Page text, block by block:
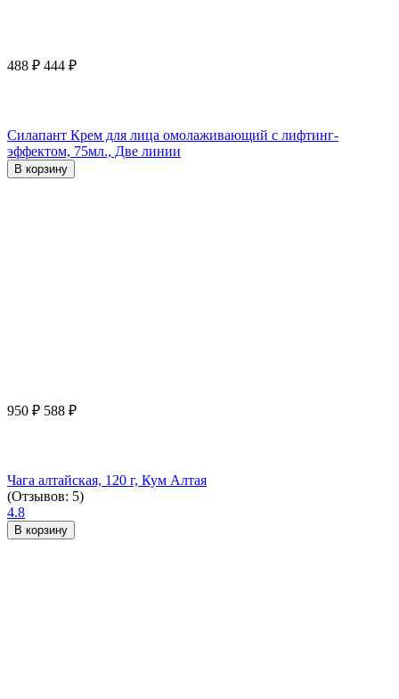
488 ₽ 444 ₽
Силапант Крем для лица омолаживающий с лифтинг-
эффектом, 75мл., Две линии
В корзину
950 ₽ 588 ₽
Чага алтайская, 120 г, Кум Алтая
(Отзывов: 5)
4.8
В корзину